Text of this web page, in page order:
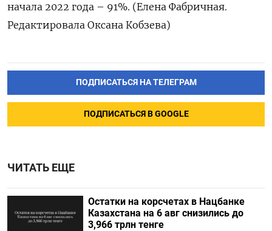
начала 2022 года – 91%. (Елена Фабричная.
Редактировала Оксана Кобзева)
ПОДПИСАТЬСЯ НА ТЕЛЕГРАМ
ПОДПИСАТЬСЯ В GOOGLE
ЧИТАТЬ ЕЩЕ
Остатки на корсчетах в Нацбанке
Казахстана на 6 авг снизились до
3,966 трлн тенге